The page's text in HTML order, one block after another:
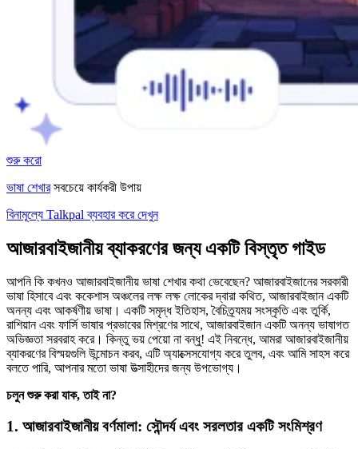
শুরু করো
ভাষা শেখারসবচেয়ে কার্যকরী উপায়
বিনামূল্যে Talkpal ব্যবহার করে দেখুন
আজারবাইজানীয় ব্যাকরণের জন্য একটি বিস্তৃত গাইড
আপনি কি কখনও আজারবাইজানীয় ভাষা শেখার কথা ভেবেছেন? আজারবাইজানের সরকারী
ভাষা হিসাবে এবং ককেশাস অঞ্চলের লক্ষ লক্ষ লোকের দ্বারা কথিত, আজারবাইজান একটি
অনন্য এবং আকর্ষণীয় ভাষা। একটি সমৃদ্ধ ইতিহাস, বৈচিত্র্যময় সংস্কৃতি এবং তুর্কি,
রাশিয়ান এবং ফার্সি ভাষার প্রভাবের মিশ্রণের সাথে, আজারবাইজান একটি অনন্য ভাষাগত
অভিজ্ঞতা সরবরাহ করে। কিন্তু ভয় পেয়ো না বন্ধু! এই নিবন্ধে, আমরা আজারবাইজানীয়
ব্যাকরণের বিস্ময়গুলি উন্মোচন করব, এটি অ্যাক্সেসযোগ্য করে তুলব, এবং আমি সাহস করে
বলতে পারি, আপনার মতো ভাষা উত্সাহীদের জন্য উপভোগ্য।
চলুন শুরু করা যাক, তাই না?
1. আজারবাইজানীয় বর্ণমালা: সৌন্দর্য এবং সরলতার একটি সংমিশ্রণ